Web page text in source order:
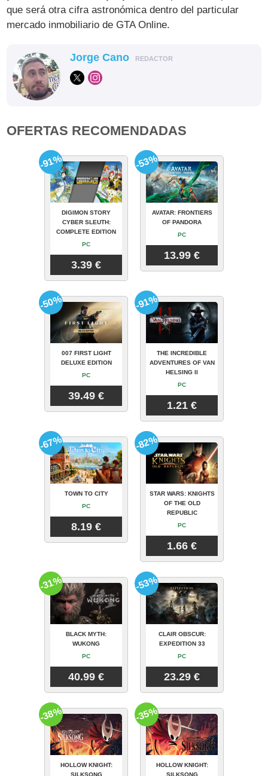
que será otra cifra astronómica dentro del particular
mercado inmobiliario de GTA Online.
Jorge Cano REDACTOR
OFERTAS RECOMENDADAS
DIGIMON STORY
CYBER SLEUTH:
COMPLETE EDITION
PC
3.39 €
-91%
AVATAR: FRONTIERS
OF PANDORA
PC
13.99 €
-53%
007 FIRST LIGHT
DELUXE EDITION
PC
39.49 €
-50%
THE INCREDIBLE
ADVENTURES OF VAN
HELSING II
PC
1.21 €
-91%
TOWN TO CITY
PC
8.19 €
-67%
STAR WARS: KNIGHTS
OF THE OLD
REPUBLIC
PC
1.66 €
-82%
BLACK MYTH:
WUKONG
PC
40.99 €
-31%
CLAIR OBSCUR:
EXPEDITION 33
PC
23.29 €
-53%
HOLLOW KNIGHT:
-38%
HOLLOW KNIGHT:
-35%